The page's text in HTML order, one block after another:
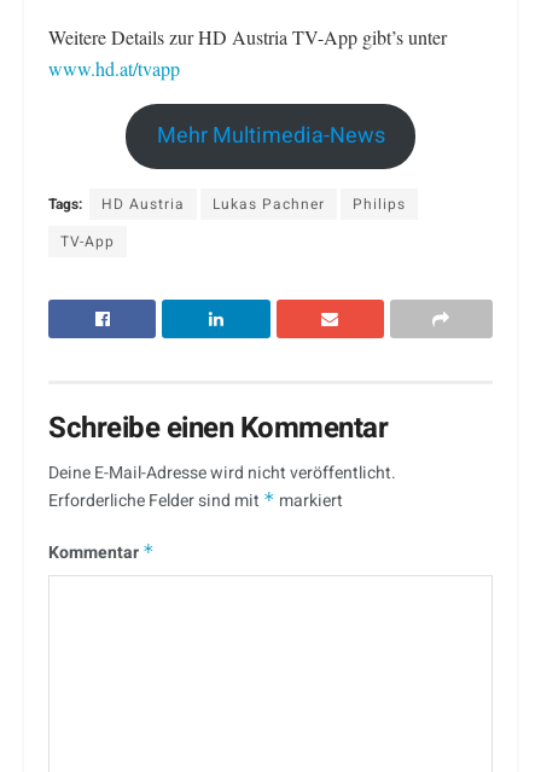
Weitere Details zur HD Austria TV-App gibt’s unter
www.hd.at/tvapp
Mehr Multimedia-News
Tags: HD Austria Lukas Pachner
Philips
TV-App
Schreibe einen Kommentar
Deine E-Mail-Adresse wird nicht veröffentlicht.
Erforderliche Felder sind mit * markiert
Kommentar *